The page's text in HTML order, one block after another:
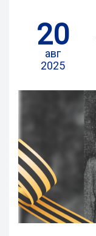
20
авг
2025